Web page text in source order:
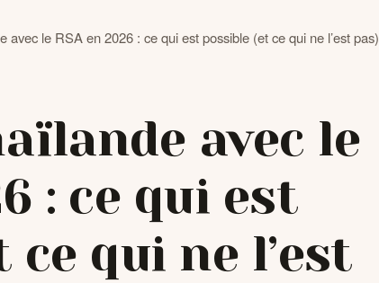
avec le RSA en 2026 : ce qui est possible (et ce qui ne l’est pas)
avec le
: ce qui est
qui ne l’est